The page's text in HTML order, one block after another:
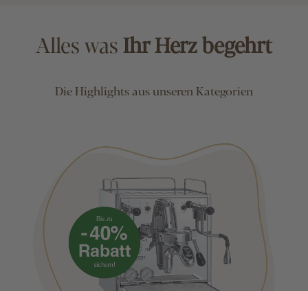
Alles wasIhr Herz begehrt
Die Highlights aus unseren Kategorien